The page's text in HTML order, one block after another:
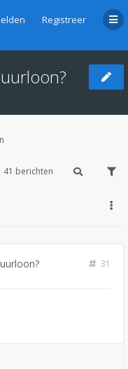
Registreer
41 berichten
31